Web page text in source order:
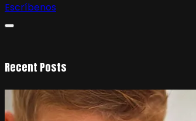
Escríbenos
Recent Posts